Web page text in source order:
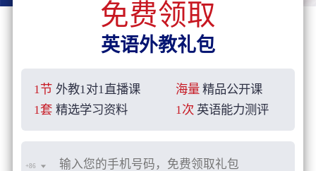
免费领取
英语外教礼包
1节 外教1对1直播课 海量 精品公开课
1套 精选学习资料 1次 英语能力测评
+86